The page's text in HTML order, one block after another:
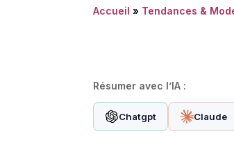
Accueil » Tendances &
Résumer avec l’IA :
Chatgpt Claude